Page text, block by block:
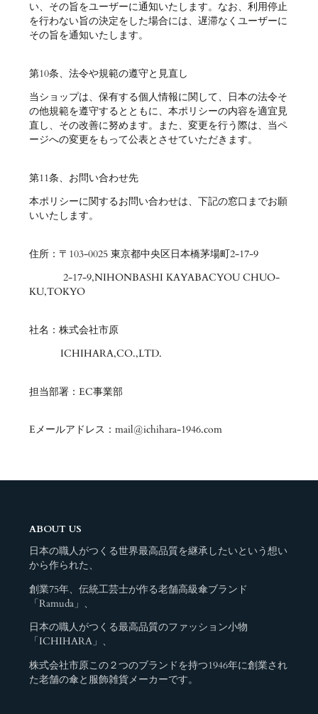
い、その旨をユーザーに通知いたします。なお、利用停止
を行わない旨の決定をした場合には、遅滞なくユーザーに
その旨を通知いたします。
第10条、法令や規範の遵守と見直し
当ショップは、保有する個人情報に関して、日本の法令そ
の他規範を遵守するとともに、本ポリシーの内容を適宜見
直し、その改善に努めます。また、変更を行う際は、当ペ
ージへの変更をもって公表とさせていただきます。
第11条、お問い合わせ先
本ポリシーに関するお問い合わせは、下記の窓口までお願
いいたします。
住所：〒103-0025 東京都中央区日本橋茅場町2-17-9
2-17-9,NIHONBASHI KAYABACYOU CHUO-
KU,TOKYO
社名：株式会社市原
ICHIHARA,CO.,LTD.
担当部署：EC事業部
Eメールアドレス：mail@ichihara-1946.com
ABOUT US
日本の職人がつくる世界最高品質を継承したいという想い
から作られた、
創業75年、伝統工芸士が作る老舗高級傘ブランド
「Ramuda」、
日本の職人がつくる最高品質のファッション小物
「ICHIHARA」、
株式会社市原この２つのブランドを持つ1946年に創業され
た老舗の傘と服飾雑貨メーカーです。